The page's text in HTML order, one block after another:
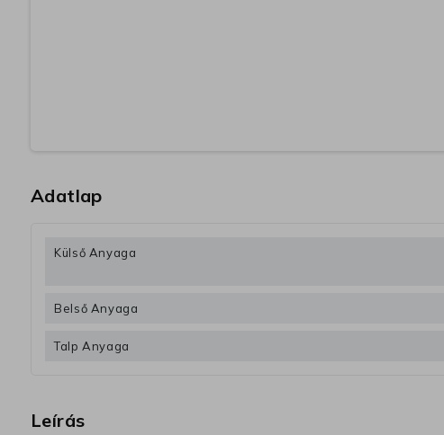
Adatlap
Külső Anyaga
Belső Anyaga
Talp Anyaga
Leírás